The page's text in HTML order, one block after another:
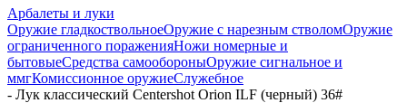
Арбалеты и луки
Оружие гладкоствольноеОружие с нарезным стволомОружие
ограниченного пораженияНожи номерные и
бытовыеСредства самообороныОружие сигнальное и
ммгКомиссионное оружиеСлужебное
- Лук классический Centershot Orion ILF (черный) 36#